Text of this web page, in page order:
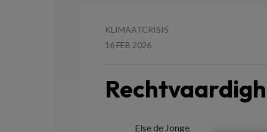
KLIMAATCRISIS
16 FEB 2026
Else de Jonge